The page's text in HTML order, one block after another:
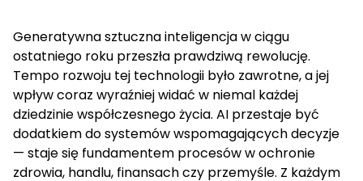
Generatywna sztuczna inteligencja w ciągu
ostatniego roku przeszła prawdziwą rewolucję.
Tempo rozwoju tej technologii było zawrotne, a jej
wpływ coraz wyraźniej widać w niemal każdej
dziedzinie współczesnego życia. AI przestaje być
dodatkiem do systemów wspomagających decyzje
— staje się fundamentem procesów w ochronie
zdrowia, handlu, finansach czy przemyśle. Z każdym